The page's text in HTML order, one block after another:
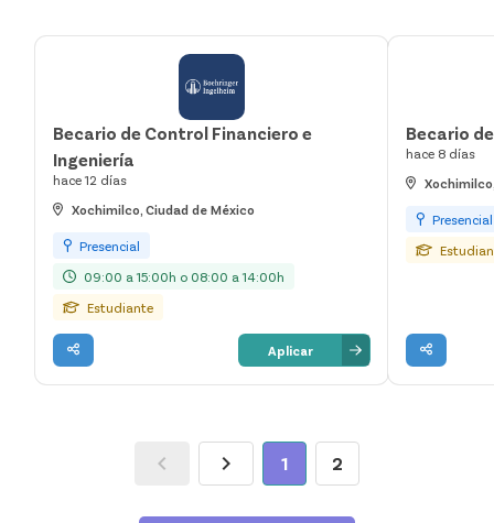
Becario de Control Financiero e
Ingeniería
hace 12 días
Xochimilco, Ciudad de México
Presencial
09:00 a 15:00h o 08:00 a 14:00h
Estudiante
Aplicar
Becario
hace 8 días
Presencial
1 2